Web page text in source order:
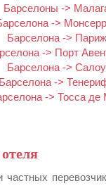
Барселоны ->
->
Барселона -> Париж
-> Порт
Барселона -> Салоу
Барселона ->
-> Тосса де
частных